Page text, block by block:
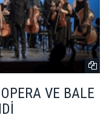
VE BALE